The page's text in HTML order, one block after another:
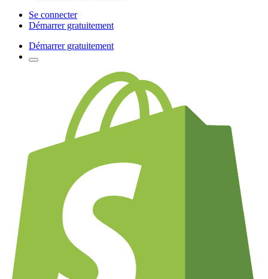
Se connecter
Démarrer gratuitement
Démarrer gratuitement